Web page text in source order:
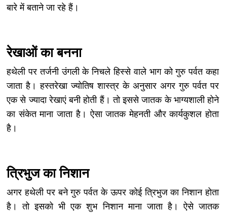
बारे में बताने जा रहे हैं।
रेखाओं का बनना
हथेली पर तर्जनी उंगली के निचले हिस्से वाले भाग को गुरु पर्वत कहा
जाता है। हस्तरेखा ज्योतिष शास्त्र के अनुसार अगर गुरु पर्वत पर
एक से ज्यादा रेखाएं बनी होती हैं। तो इससे जातक के भाग्यशाली होने
का संकेत माना जाता है। ऐसा जातक मेहनती और कार्यकुशल होता
है।
त्रिभुज का निशान
अगर हथेली पर बने गुरु पर्वत के ऊपर कोई त्रिभुज का निशान होता
है। तो इसको भी एक शुभ निशान माना जाता है। ऐसे जातक